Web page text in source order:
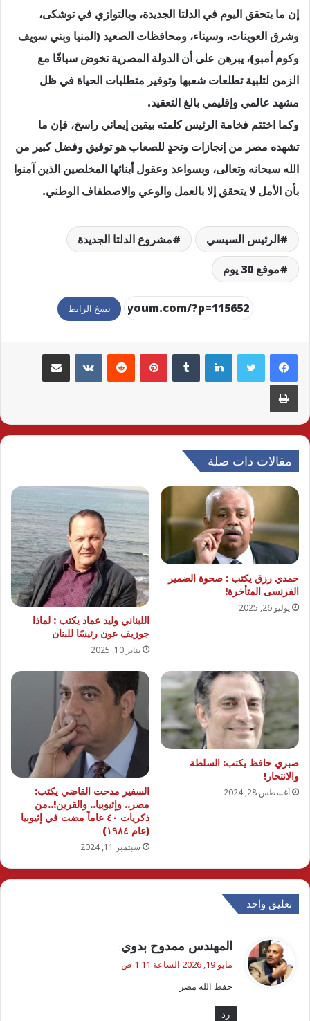
إن ما يتحقق اليوم في الدلتا الجديدة، وبالتوازي في توشكى،
وشرق العوينات، وسيناء، ومحافظات الصعيد (المنيا وبني سويف
وكوم أمبو)، يبرهن على أن الدولة المصرية تخوض سباقًا مع
الزمن لتلبية تطلعات شعبها وتوفير متطلبات الحياة في ظل
مشهد عالمي وإقليمي بالغ التعقيد.
وكما اختتم فخامة الرئيس كلمته بيقين إيماني راسخ، فإن ما
تشهده مصر من إنجازات وتحدٍ للصعاب هو توفيق وفضل كبير من
الله سبحانه وتعالى، وبسواعد وعقول أبنائها المخلصين الذين آمنوا
بأن الأمل لا يتحقق إلا بالعمل والوعي والاصطفاف الوطني.
الرئيس السيسي
مشروع الدلتا الجديدة
موقع 30 يوم
نسخ الرابط
لينكدإن بينتيريست مشاركة عبر البريد
طباعة
مقالات ذات صلة
حمدي رزق يكتب : صحوة الضمير
الفرنسى المتأخرة!
يوليو 26, 2025
اللبناني وليد عماد يكتب : لماذا
جوزيف عون رئيسًا للبنان
يناير 10, 2025
صبري حافظ يكتب: السلطة
والانتحار!
أغسطس 28, 2024
السفير مدحت القاضي يكتب:
مصر.. وإثيوبيا.. والقرين!..من
ذكريات ٤٠ عاماً مضت في إثيوبيا
(عام ١٩٨٤)
سبتمبر 11, 2024
تعليق واحد
ي
ل
:
مايو 19, 2026 الساعة 1:11 ص
حفظ الله مصر
رد